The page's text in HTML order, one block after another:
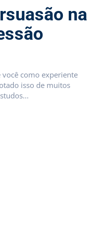
na
como experiente
isso de muitos